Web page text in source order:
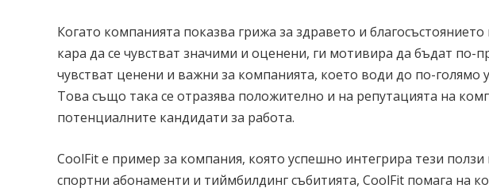
Когато компанията показва грижа за здравето и
кара да се чувстват значими и оценени, ги мотивира да бъдат по-
чувстват ценени и важни за компанията, което води до по-голямо
Това също така се отразява положително и на репутацията на
потенциалните кандидати за работа.
CoolFit е пример за компания, която успешно интегрира тези
спортни абонаменти и тиймбилдинг събитията, CoolFit помага на